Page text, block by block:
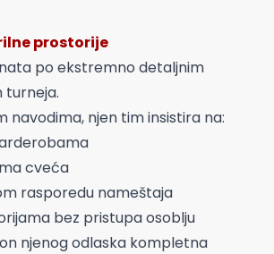
prostorije
po ekstremno detaljnim
turneja.
navodima, njen tim insistira na:
cveća
rasporedu nameštaja
bez pristupa osoblju
njenog odlaska kompletna